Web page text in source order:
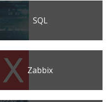
SQL
Zabbix